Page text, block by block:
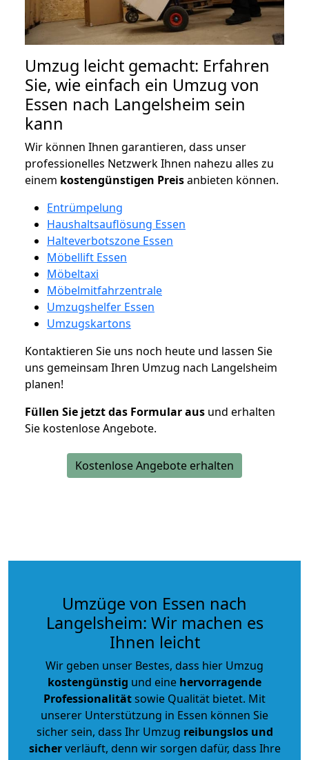
Umzug leicht gemacht: Erfahren
Sie, wie einfach ein Umzug von
Essen nach Langelsheim sein
kann
Wir können Ihnen garantieren, dass unser
professionelles Netzwerk Ihnen nahezu alles zu
einem kostengünstigen Preisanbieten können.
Entrümpelung
Haushaltsauflösung Essen
Halteverbotszone Essen
Möbellift Essen
Möbeltaxi
Möbelmitfahrzentrale
Umzugshelfer Essen
Umzugskartons
Kontaktieren Sie uns noch heute und lassen Sie
uns gemeinsam Ihren Umzug nach Langelsheim
planen!
Füllen Sie jetzt das Formular aus und erhalten
Sie kostenlose Angebote.
Kostenlose Angebote erhalten
Umzüge von Essen nach
Langelsheim: Wir machen es
Ihnen leicht
Wir geben unser Bestes, dass hier Umzug
kostengünstig und eine hervorragende
Professionalitätsowie Qualität bietet. Mit
unserer Unterstützung in Essen können Sie
sicher sein, dass Ihr Umzug reibungslos und
sicherverläuft, denn wir sorgen dafür, dass Ihre